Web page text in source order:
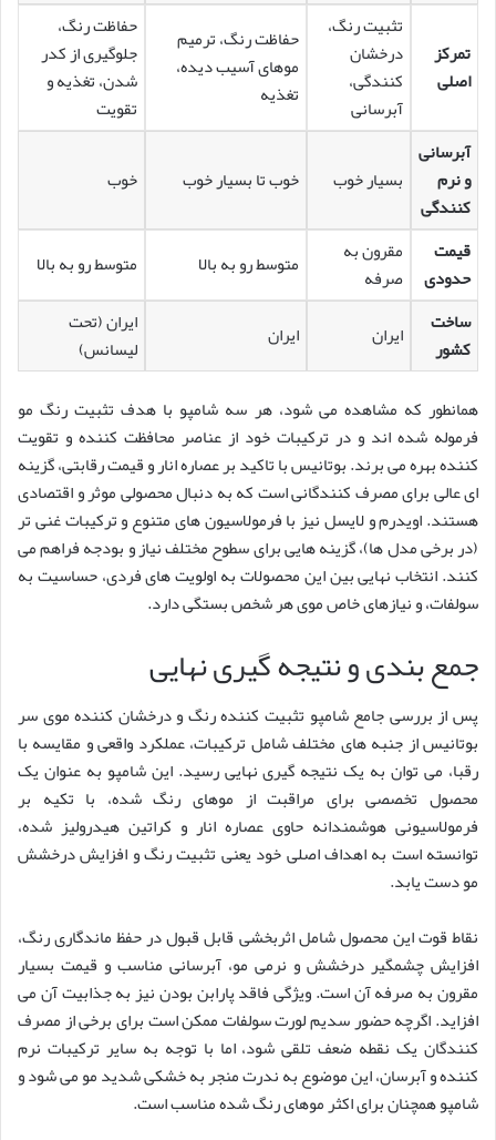
تمرکز
اصلی
تثبیت رنگ،
درخشان
کنندگی،
آبرسانی
حفاظت رنگ، ترمیم
موهای آسیب دیده،
تغذیه
حفاظت رنگ،
جلوگیری از کدر
شدن، تغذیه و
تقویت
آبرسانی
و نرم
کنندگی
بسیار خوب خوب تا بسیار خوب خوب
قیمت
حدودی
مقرون به
صرفه
متوسط رو به بالا
متوسط رو به بالا
ساخت
کشور
ایران ایران
ایران (تحت
لیسانس)
همانطور که مشاهده می شود، هر سه شامپو با هدف تثبیت رنگ مو
فرموله شده اند و در ترکیبات خود از عناصر محافظت کننده و تقویت
کننده بهره می برند. بوتانیس با تاکید بر عصاره انار و قیمت رقابتی، گزینه
ای عالی برای مصرف کنندگانی است که به دنبال محصولی موثر و اقتصادی
هستند. اویدرم و لایسل نیز با فرمولاسیون های متنوع و ترکیبات غنی تر
(در برخی مدل ها)، گزینه هایی برای سطوح مختلف نیاز و بودجه فراهم می
کنند. انتخاب نهایی بین این محصولات به اولویت های فردی، حساسیت به
سولفات، و نیازهای خاص موی هر شخص بستگی دارد.
جمع بندی و نتیجه گیری نهایی
پس از بررسی جامع شامپو تثبیت کننده رنگ و درخشان کننده موی سر
بوتانیس از جنبه های مختلف شامل ترکیبات، عملکرد واقعی و مقایسه با
رقبا، می توان به یک نتیجه گیری نهایی رسید. این شامپو به عنوان یک
محصول تخصصی برای مراقبت از موهای رنگ شده، با تکیه بر
فرمولاسیونی هوشمندانه حاوی عصاره انار و کراتین هیدرولیز شده،
توانسته است به اهداف اصلی خود یعنی تثبیت رنگ و افزایش درخشش
مو دست یابد.
نقاط قوت این محصول شامل اثربخشی قابل قبول در حفظ ماندگاری رنگ،
افزایش چشمگیر درخشش و نرمی مو، آبرسانی مناسب و قیمت بسیار
مقرون به صرفه آن است. ویژگی فاقد پارابن بودن نیز به جذابیت آن می
افزاید. اگرچه حضور سدیم لورت سولفات ممکن است برای برخی از مصرف
کنندگان یک نقطه ضعف تلقی شود، اما با توجه به سایر ترکیبات نرم
کننده و آبرسان، این موضوع به ندرت منجر به خشکی شدید مو می شود و
شامپو همچنان برای اکثر موهای رنگ شده مناسب است.